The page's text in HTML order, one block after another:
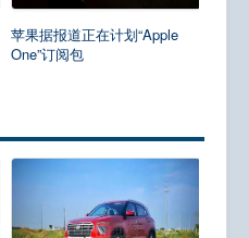
苹果据报道正在计划“Apple
One”订阅包